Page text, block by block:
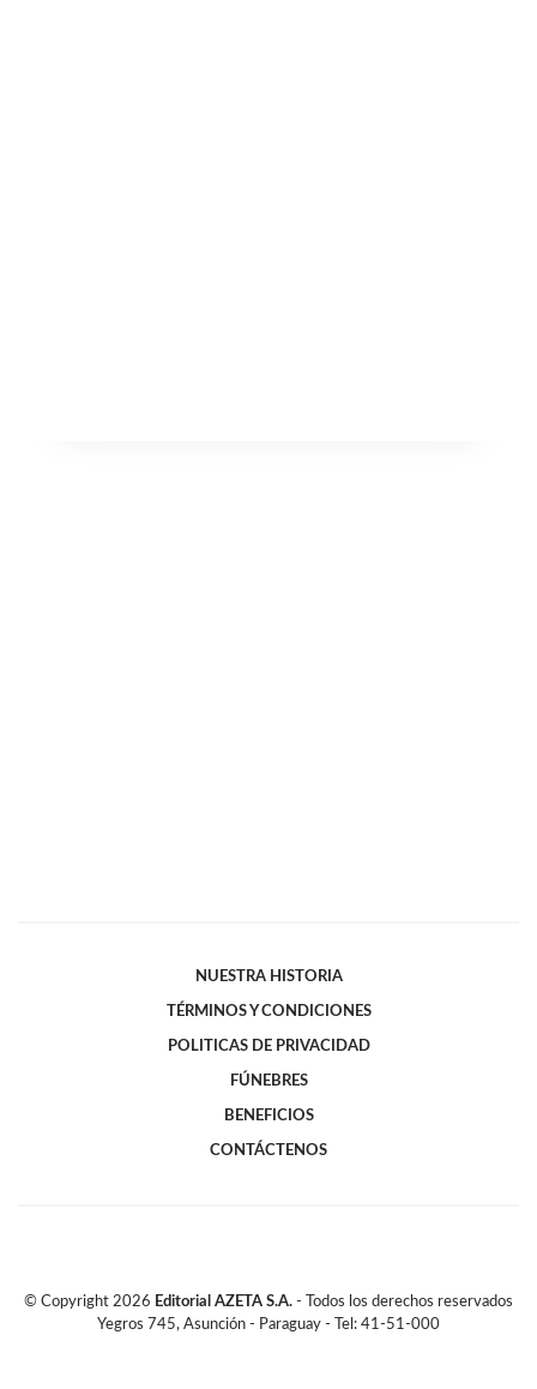
NUESTRA HISTORIA
TÉRMINOS Y CONDICIONES
POLITICAS DE PRIVACIDAD
FÚNEBRES
BENEFICIOS
CONTÁCTENOS
© Copyright 2026 Editorial AZETA S.A. - Todos los derechos reservados
Yegros 745, Asunción - Paraguay - Tel: 41-51-000